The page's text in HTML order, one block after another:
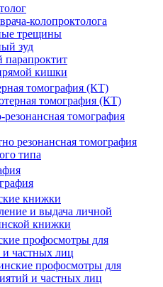
колопроктолога
трещины
зуд
парапроктит
кишки
томография (КТ)
томография (КТ)
томография
резонансная томография
типа
книжки
и выдача личной
книжки
профосмотры для
частных лиц
профосмотры для
и частных лиц